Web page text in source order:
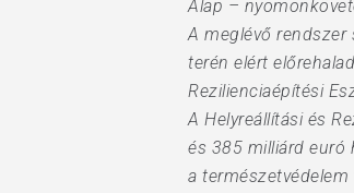
Alap –
A meglévő
terén elért
Rezilienciaépítési
A Helyreállítási és
és 385 milliárd euró
a